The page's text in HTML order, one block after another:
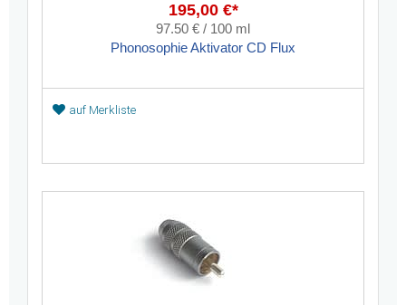
195,00 €*
97.50 € / 100 ml
Phonosophie Aktivator CD Flux
auf Merkliste